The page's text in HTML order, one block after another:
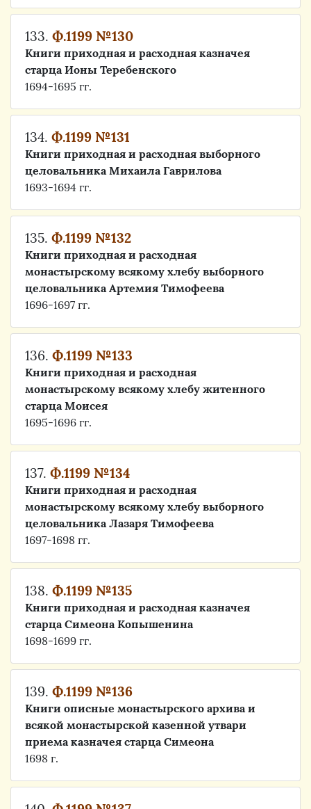
133. Ф.1199 №130
Книги приходная и расходная казначея
старца Ионы Теребенского
1694-1695 гг.
134. Ф.1199 №131
Книги приходная и расходная выборного
целовальника Михаила Гаврилова
1693-1694 гг.
135. Ф.1199 №132
Книги приходная и расходная
монастырскому всякому хлебу выборного
целовальника Артемия Тимофеева
1696-1697 гг.
136. Ф.1199 №133
Книги приходная и расходная
монастырскому всякому хлебу житенного
старца Моисея
1695-1696 гг.
137. Ф.1199 №134
Книги приходная и расходная
монастырскому всякому хлебу выборного
целовальника Лазаря Тимофеева
1697-1698 гг.
138. Ф.1199 №135
Книги приходная и расходная казначея
старца Симеона Копышенина
1698-1699 гг.
139. Ф.1199 №136
Книги описные монастырского архива и
всякой монастырской казенной утвари
приема казначея старца Симеона
1698 г.